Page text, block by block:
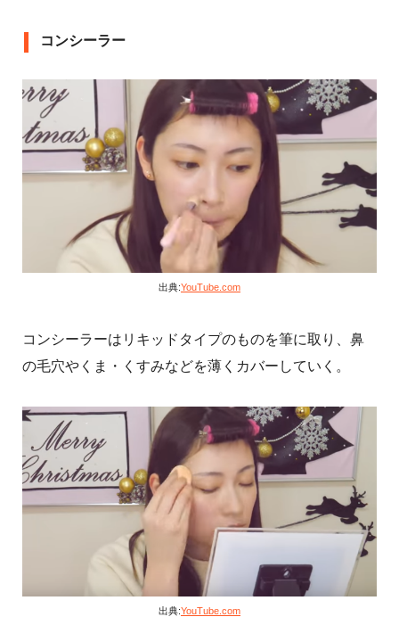
コンシーラー
出典:YouTube.com
コンシーラーはリキッドタイプのものを筆に取り、鼻
の毛穴やくま・くすみなどを薄くカバーしていく。
出典:YouTube.com